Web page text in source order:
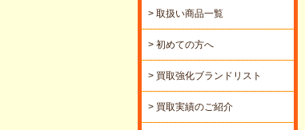
> 取扱い商品一覧
> 初めての方へ
> 買取強化ブランドリスト
> 買取実績のご紹介